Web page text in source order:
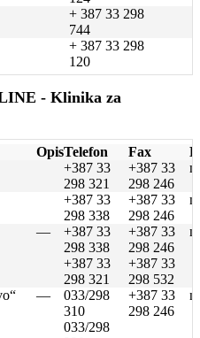
+ 387 33 298
744
+ 387 33 298
120
- Klinika za
OpisTelefon Fax
+387 33
298 321
+387 33
298 246
+387 33
298 338
+387 33
298 246
—
+387 33
298 338
+387 33
298 321
+387 33
298 246
+387 33
298 532
—
033/298
310
033/298
+387 33
298 246